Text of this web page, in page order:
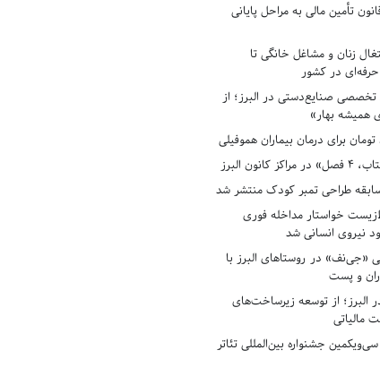
تأمین مالی به مراحل پایانی
زنان و مشاغل خانگی تا
در کشور
صنایع‌دستی در البرز؛ از
همیشه بهار»
طراحی تمبر کودک منتشر شد
خواستار مداخله فوری
نیروی انسانی شد
«جی‌نف» در روستاهای البرز با
و پست
البرز؛ از توسعه زیرساخت‌های
مالیاتی
جشنواره بین‌المللی تئاتر